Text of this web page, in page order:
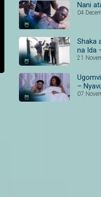
Nani
04
Shaka
21
–
07